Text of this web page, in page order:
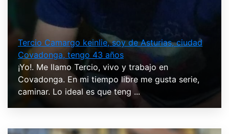
Tercio Camargo keinlie, soy de Asturias, ciudad
Covadonga, tengo 43 años
¡Yo!. Me llamo Tercio, vivo y trabajo en
Covadonga. En mi tiempo libre me gusta serie,
caminar. Lo ideal es que teng ...